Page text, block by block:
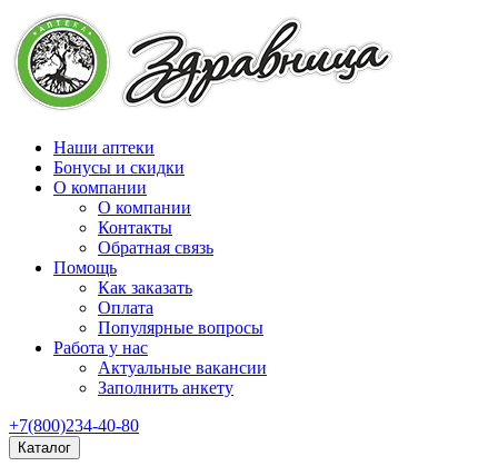
Наши аптеки
Бонусы и скидки
О компании
О компании
Контакты
Обратная связь
Помощь
Как заказать
Оплата
Популярные вопросы
Работа у нас
Актуальные вакансии
Заполнить анкету
+7(800)234-40-80
Каталог